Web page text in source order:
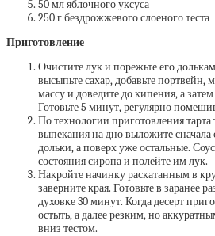
50 мл яблочного уксуса
250 г бездрожжевого слоеного теста
Приготовление
Очистите лук и порежьте его
высыпьте сахар, добавьте
массу и доведите до кипения, а
Готовьте 5 минут, регулярно
По технологии приготовления тарта
выпекания на дно выложите сначала
дольки, а поверх уже остальные.
состояния сиропа и полейте им лук.
Накройте начинку раскатанным в
заверните края. Готовьте в заранее
духовке 30 минут. Когда десерт
остыть, а далее резким, но
вниз тестом.